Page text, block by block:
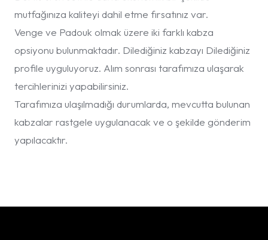
mutfağınıza kaliteyi dahil etme fırsatınız var.
Venge ve Padouk olmak üzere iki farklı kabza
opsiyonu bulunmaktadır. Dilediğiniz kabzayı Dilediğiniz
profile uyguluyoruz. Alım sonrası tarafımıza ulaşarak
tercihlerinizi yapabilirsiniz.
Tarafımıza ulaşılmadığı durumlarda, mevcutta bulunan
kabzalar rastgele uygulanacak ve o şekilde gönderim
yapılacaktır.